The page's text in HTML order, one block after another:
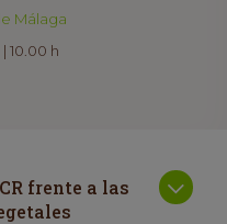
Málaga
10.00 h
frente a las